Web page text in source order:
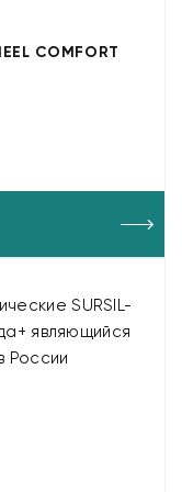
COMFORT